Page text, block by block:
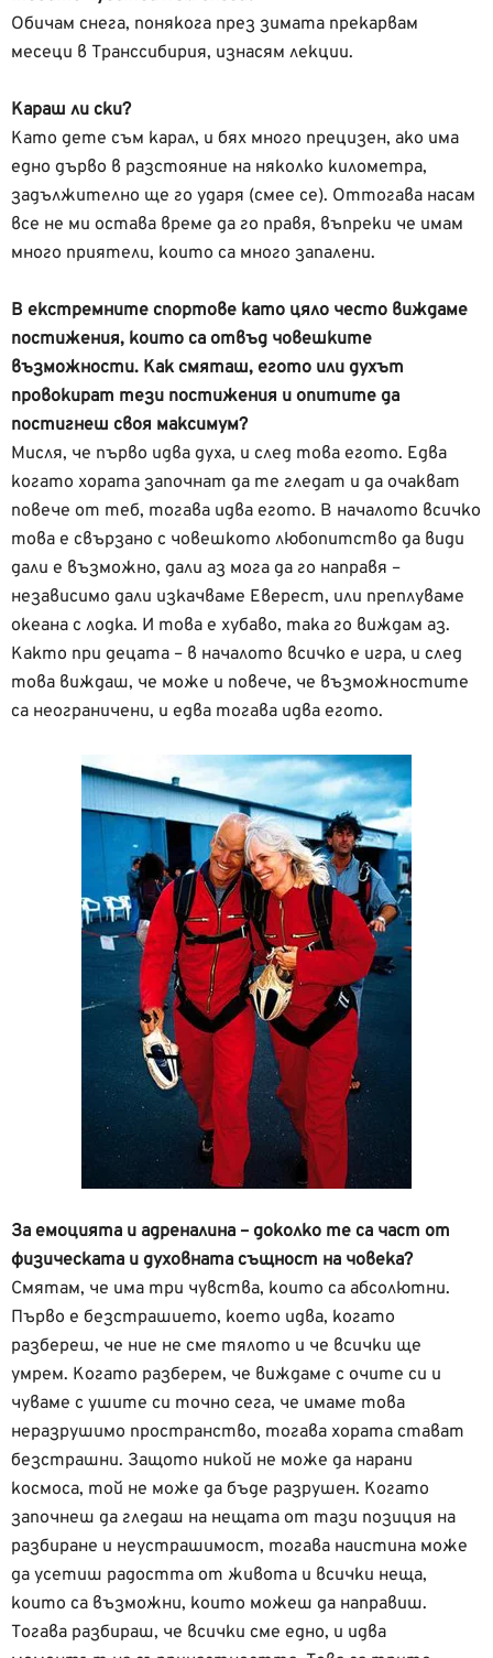
Обичам снега, понякога през зимата прекарвам
месеци в Транссибирия, изнасям лекции.
Караш ли ски?
Като дете съм карал, и бях много прецизен, ако има
едно дърво в разстояние на няколко километра,
задължително ще го ударя (смее се). Оттогава насам
все не ми остава време да го правя, въпреки че имам
много приятели, които са много запалени.
В екстремните спортове като цяло често виждаме
постижения, които са отвъд човешките
възможности. Как смяташ, егото или духът
провокират тези постижения и опитите да
постигнеш своя максимум?
Мисля, че първо идва духа, и след това егото. Едва
когато хората започнат да те гледат и да очакват
повече от теб, тогава идва егото. В началото всичко
това е свързано с човешкото любопитство да види
дали е възможно, дали аз мога да го направя –
независимо дали изкачваме Еверест, или преплуваме
океана с лодка. И това е хубаво, така го виждам аз.
Както при децата – в началото всичко е игра, и след
това виждаш, че може и повече, че възможностите
са неограничени, и едва тогава идва егото.
За емоцията и адреналина – доколко те са част от
физическата и духовната същност на човека?
Смятам, че има три чувства, които са абсолютни.
Първо е безстрашието, което идва, когато
разбереш, че ние не сме тялото и че всички ще
умрем. Когато разберем, че виждаме с очите си и
чуваме с ушите си точно сега, че имаме това
неразрушимо пространство, тогава хората стават
безстрашни. Защото никой не може да нарани
космоса, той не може да бъде разрушен. Когато
започнеш да гледаш на нещата от тази позиция на
разбиране и неустрашимост, тогава наистина може
да усетиш радостта от живота и всички неща,
които са възможни, които можеш да направиш.
Тогава разбираш, че всички сме едно, и идва